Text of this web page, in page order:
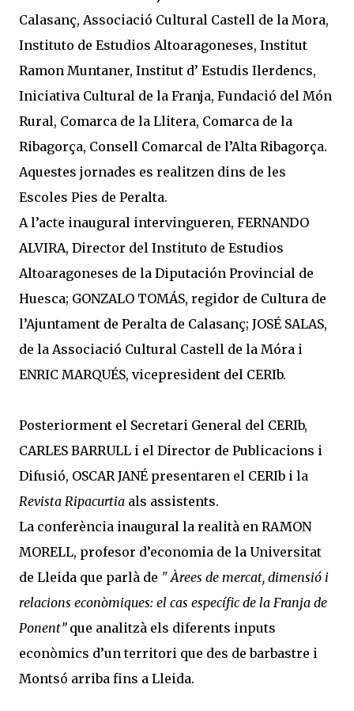
Calasanç, Associació Cultural Castell de la Mora,
Instituto de Estudios Altoaragoneses, Institut
Ramon Muntaner, Institut d’ Estudis Ilerdencs,
Iniciativa Cultural de la Franja, Fundació del Món
Rural, Comarca de la Llitera, Comarca de la
Ribagorça, Consell Comarcal de l’Alta Ribagorça.
Aquestes jornades es realitzen dins de les
Escoles Pies de Peralta.
A l’acte inaugural intervingueren, FERNANDO
ALVIRA, Director del Instituto de Estudios
Altoaragoneses de la Diputación Provincial de
Huesca; GONZALO TOMÁS, regidor de Cultura de
l’Ajuntament de Peralta de Calasanç; JOSÉ SALAS,
de la Associació Cultural Castell de la Móra i
ENRIC MARQUÉS, vicepresident del CERIb.
Posteriorment el Secretari General del CERIb,
CARLES BARRULL i el Director de Publicacions i
Difusió, OSCAR JANÉ presentaren el CERIb i la
Revista Ripacurtia als assistents.
La conferència inaugural la realità en RAMON
MORELL, profesor d’economia de la Universitat
de Lleida que parlà de " Àrees de mercat, dimensió i
relacions econòmi­ques: el cas específic de la Franja de
Ponent”que analitzà els diferents inputs
econòmics d’un territori que des de barbastre i
Montsó arriba fins a Lleida.